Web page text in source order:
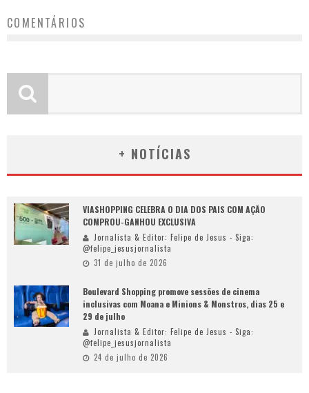
COMENTÁRIOS
+ NOTÍCIAS
VIASHOPPING CELEBRA O DIA DOS PAIS COM AÇÃO
COMPROU-GANHOU EXCLUSIVA
Jornalista & Editor: Felipe de Jesus - Siga:
@felipe_jesusjornalista
31 de julho de 2026
Boulevard Shopping promove sessões de cinema
inclusivas com Moana e Minions & Monstros, dias 25 e
29 de julho
Jornalista & Editor: Felipe de Jesus - Siga:
@felipe_jesusjornalista
24 de julho de 2026